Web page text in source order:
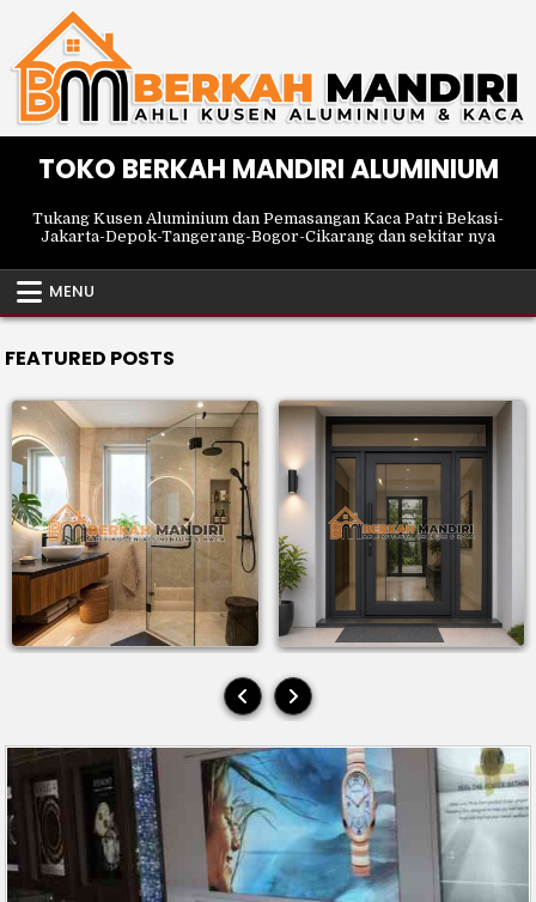
content
TOKO BERKAH MANDIRI ALUMINIUM
Tukang Kusen Aluminium dan Pemasangan Kaca Patri Bekasi-
Jakarta-Depok-Tangerang-Bogor-Cikarang dan sekitar nya
MENU
FEATURED POSTS